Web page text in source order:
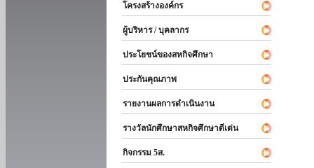
โครงสร้างองค์กร
ผู้บริหาร / บุคลากร
ประโยชน์ของสหกิจศึกษา
ประกันคุณภาพ
รายงานผลการดำเนินงาน
รางวัลนักศึกษาสหกิจศึกษาดีเด่น
กิจกรรม 5ส.